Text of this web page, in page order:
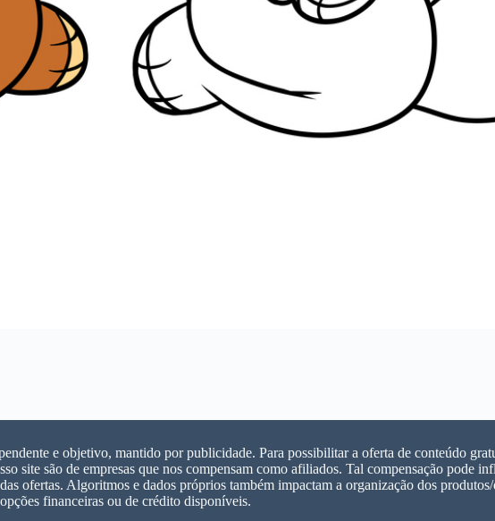
e objetivo, mantido por publicidade. Para possibilitar a oferta de conteúdo
site são de empresas que nos compensam como afiliados. Tal compensação pode
ofertas. Algoritmos e dados próprios também impactam a organização dos
financeiras ou de crédito disponíveis.